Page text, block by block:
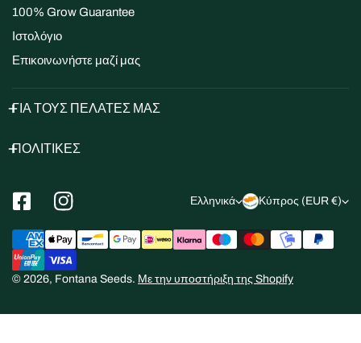
100% Grow Guarantee
Ιστολόγιο
Επικοινωνήστε μαζί μας
ΓΙΑ ΤΟΥΣ ΠΕΛΑΤΕΣ ΜΑΣ
ΠΟΛΙΤΙΚΕΣ
Γ
λ
ώ
σ
Ελληνικά Χ
ώ
ρ
α
Κύπρος (EUR €)
© 2026, Fontana Seeds. Με την υποστήριξη της Shopify
Μέθοδοι
πληρωμής